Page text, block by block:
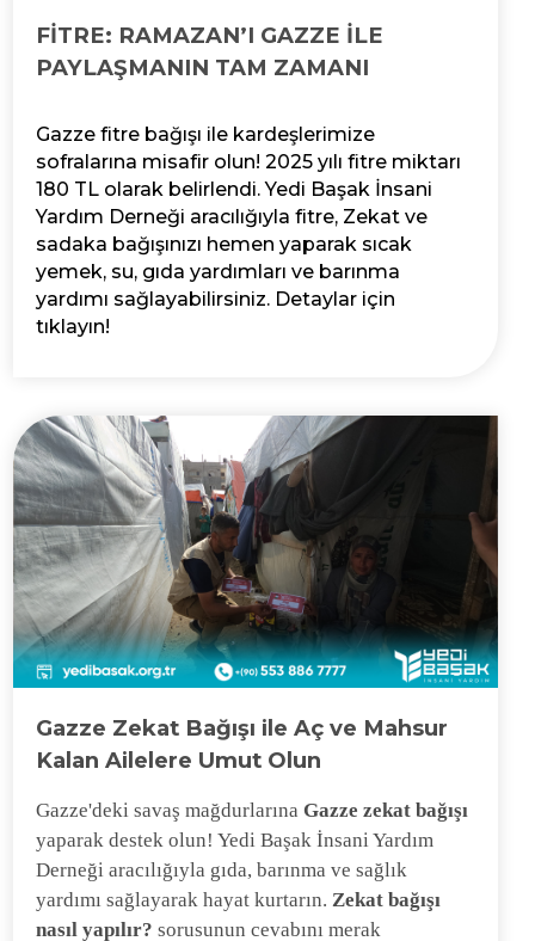
FİTRE: RAMAZAN’I GAZZE İLE
PAYLAŞMANIN TAM ZAMANI
Gazze fitre bağışı ile kardeşlerimize
sofralarına misafir olun! 2025 yılı fitre miktarı
180 TL olarak belirlendi. Yedi Başak İnsani
Yardım Derneği aracılığıyla fitre, Zekat ve
sadaka bağışınızı hemen yaparak sıcak
yemek, su, gıda yardımları ve barınma
yardımı sağlayabilirsiniz. Detaylar için
tıklayın!
Gazze Zekat Bağışı ile Aç ve Mahsur
Kalan Ailelere Umut Olun
Gazze'deki savaş mağdurlarınaGazze zekat bağışı
yaparak destek olun! Yedi Başak İnsani Yardım
Derneği aracılığıyla gıda, barınma ve sağlık
yardımı sağlayarak hayat kurtarın. Zekat bağışı
nasıl yapılır? sorusunun cevabını merak